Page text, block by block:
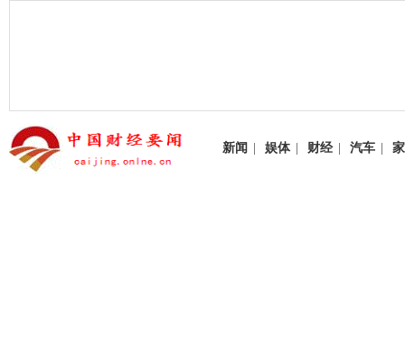
新闻 娱体 财经 汽车